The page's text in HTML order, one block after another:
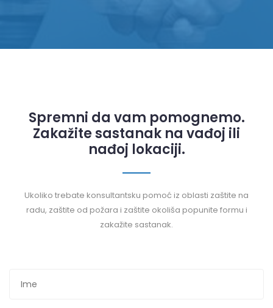
Spremni da vam pomognemo.
Zakažite sastanak na vađoj ili
nađoj lokaciji.
Ukoliko trebate konsultantsku pomoć iz oblasti zaštite na
radu, zaštite od požara i zaštite okoliša popunite formu i
zakažite sastanak.